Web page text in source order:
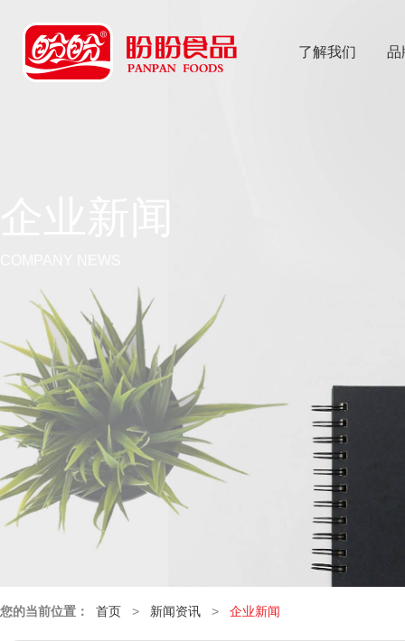
了解我们 品
您的当前位置： 首页 > 新闻资讯 > 企业新闻